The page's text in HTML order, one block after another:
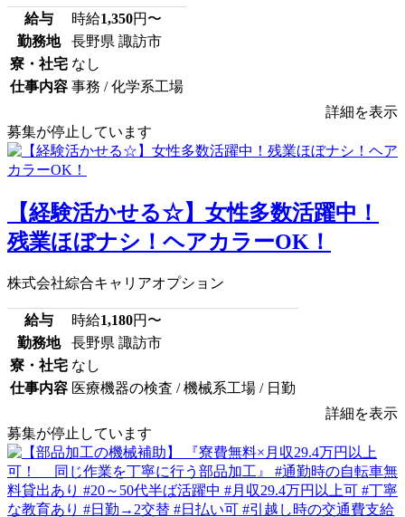
給与 時給1,350円〜
勤務地
長野県 諏訪市
寮・社宅 なし
仕事内容 事務 / 化学系工場
詳細を表示
募集が停止しています
【経験活かせる☆】女性多数活躍中！
残業ほぼナシ！ヘアカラーOK！
株式会社綜合キャリアオプション
給与 時給1,180円〜
勤務地
長野県 諏訪市
寮・社宅 なし
仕事内容 医療機器の検査 / 機械系工場 / 日勤
詳細を表示
募集が停止しています